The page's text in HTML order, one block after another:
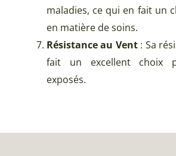
maladies, ce qui en fait un
en matière de soins.
Résistance au Vent: Sa
fait un excellent choix
exposés.